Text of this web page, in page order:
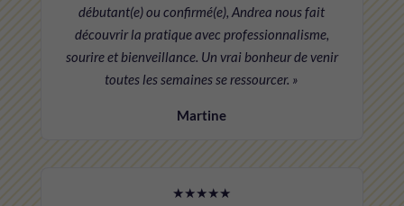
débutant(e) ou confirmé(e), Andrea nous fait
découvrir la pratique avec professionnalisme,
sourire et bienveillance. Un vrai bonheur de venir
toutes les semaines se ressourcer. »
Martine
★★★★★